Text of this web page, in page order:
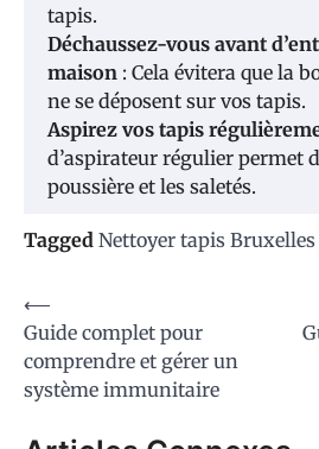
tapis.
Déchaussez-vous avant
maison : Cela évitera que la
ne se déposent sur vos tapis.
Aspirez vos tapis
d’aspirateur régulier permet
poussière et les saletés.
Tagged Nettoyer tapis Bruxelles
Navigation
de
l’article
⟵
Guide complet pour
comprendre et gérer un
système immunitaire